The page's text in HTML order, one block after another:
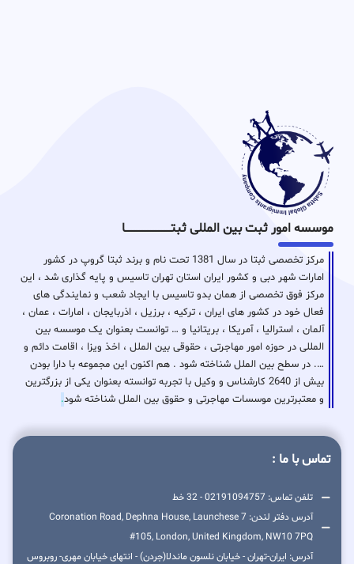
موسسه امور ثبت بین المللی ثبتـــــــــــــــــــــــــــــا
مرکز تخصصی ثبتا در سال 1381 تحت نام و برند ثبتا گروپ در کشور
امارات شهر دبی و کشور ایران استان تهران تاسیس و پایه گذاری شد ، این
مرکز فوق تخصصی از همان بدو تاسیس با ایجاد شعب و نمایندگی های
فعال خود در کشور های ایران ، ترکیه ، برزیل ، اذربایجان ، امارات ، عمان ،
آلمان ، استرالیا ، آمریکا ، بریتانیا و … توانست بعنوان یک موسسه بین
المللی در حوزه امور مهاجرتی ، حقوقی بین الملل ، اخذ ویزا ، اقامت دائم و
…. در سطح بین الملل شناخته شود . هم اکنون این مجموعه با دارا بودن
بیش از 2640 کارشناس و وکیل با تجربه توانسته بعنوان یکی از بزرگترین
و معتبرترین موسسات مهاجرتی و حقوق بین الملل شناخته شود.
تماس با ما :
تلفن تماس: 02191094757 - 32 خط
آدرس دفتر لندن: 7 Coronation Road, Dephna House, Launchese
#105, London, United Kingdom, NW10 7PQ
آدرس: ایران-تهران - خیابان نلسون ماندلا(جردن) - انتهای خیابان مهری- روبروس